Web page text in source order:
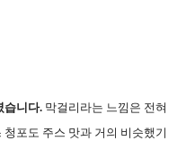
습니다. 막걸리라는 느낌은 전혀
포도 주스 맛과 거의 비슷했기